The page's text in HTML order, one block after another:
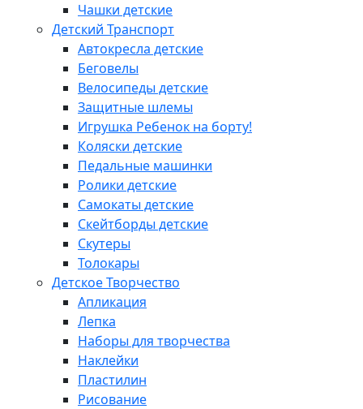
Чашки детские
Детский Транспорт
Автокресла детские
Беговелы
Велосипеды детские
Защитные шлемы
Игрушка Ребенок на борту!
Коляски детские
Педальные машинки
Ролики детские
Самокаты детские
Скейтборды детские
Скутеры
Толокары
Детское Творчество
Апликация
Лепка
Наборы для творчества
Наклейки
Пластилин
Рисование